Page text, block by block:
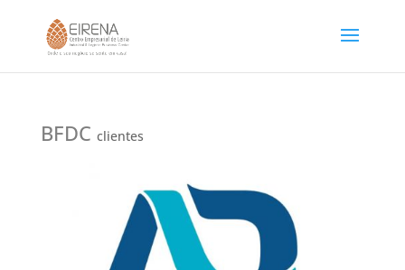
BFDC clientes